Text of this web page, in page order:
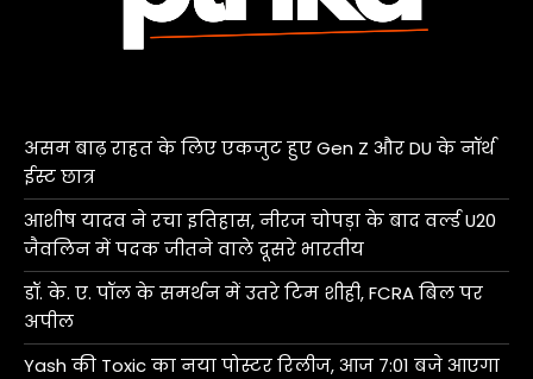
असम बाढ़ राहत के लिए एकजुट हुए Gen Z और DU के नॉर्थ
ईस्ट छात्र
आशीष यादव ने रचा इतिहास, नीरज चोपड़ा के बाद वर्ल्ड U20
जैवलिन में पदक जीतने वाले दूसरे भारतीय
डॉ. के. ए. पॉल के समर्थन में उतरे टिम शीही, FCRA बिल पर
अपील
Yash की Toxic का नया पोस्टर रिलीज, आज 7:01 बजे आएगा